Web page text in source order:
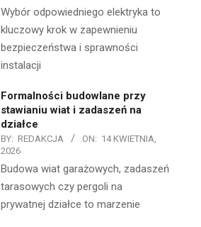
Wybór odpowiedniego elektryka to
kluczowy krok w zapewnieniu
bezpieczeństwa i sprawności
instalacji
Formalności budowlane przy
stawianiu wiat i zadaszeń na
działce
BY: REDAKCJA ON: 14 KWIETNIA,
2026
Budowa wiat garażowych, zadaszeń
tarasowych czy pergoli na
prywatnej działce to marzenie